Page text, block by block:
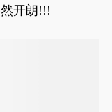
开朗!!!